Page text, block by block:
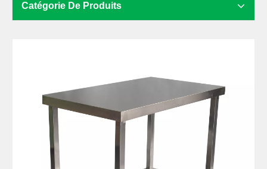
Catégorie De Produits